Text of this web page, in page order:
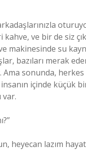
kahve, ve bir de siz
makinesinde su
bazıları merak
Ama sonunda,
içinde küçük
heyecan lazım